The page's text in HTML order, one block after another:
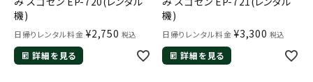
機)
日帰りレンタル料金 ¥2,750 税込
詳細を見る
機)
日帰りレンタル料金 ¥3,300 税込
詳細を見る